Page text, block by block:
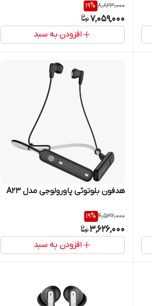
سیلیکونی
8,823,000
19%
7,059,000
افزودن به سبد
هدفون بلوتوثی پاورولوجی مدل A23
4,532,000
19%
3,626,000
افزودن به سبد